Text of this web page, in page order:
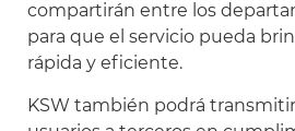
compartirán entre los
para que el servicio pueda
rápida y eficiente.
KSW también podrá